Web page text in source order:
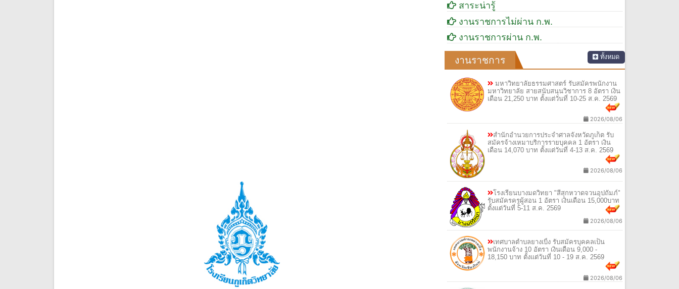
สาระน่ารู้
งานราชการไม่ผ่าน ก.พ.
งานราชการผ่าน ก.พ.
งานราชการ ทั้งหมด
มหาวิทยาลัยธรรมศาสตร์ รับสมัครพนักงาน
มหาวิทยาลัย สายสนับสนุนวิชาการ 8 อัตรา เงิน
เดือน 21,250 บาท ตั้งแต่วันที่ 10-25 ส.ค. 2569
2026/08/06
สำนักอำนวยการประจำศาลจังหวัดภูเก็ต รับ
สมัครจ้างเหมาบริการรายบุคคล 1 อัตรา เงิน
เดือน 14,070 บาท ตั้งแต่วันที่ 4-13 ส.ค. 2569
2026/08/06
โรงเรียนบางมดวิทยา "สีสุกหวาดจวนอุปถัมภ์"
รับสมัครครูผู้สอน 1 อัตรา เงินเดือน 15,000บาท
ตั้งแต่วันที่ 5-11 ส.ค. 2569
2026/08/06
เทศบาลตำบลยางเบิ้ง รับสมัครบุคคลเป็น
พนักงานจ้าง 10 อัตรา เงินเดือน 9,000 -
18,150 บาท ตั้งแต่วันที่ 10 - 19 ส.ค. 2569
2026/08/06